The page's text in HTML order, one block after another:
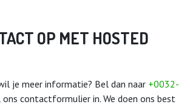
OP MET HOSTED
je meer informatie? Bel dan naar +0032-
contactformulier in. We doen ons best